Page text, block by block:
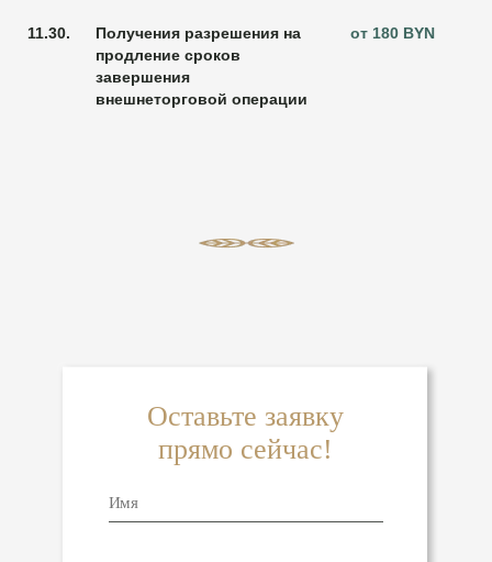
11.30.
Получения разрешения на
продление сроков
завершения
внешнеторговой операции
от 180 BYN
Оставьте заявку
прямо сейчас!